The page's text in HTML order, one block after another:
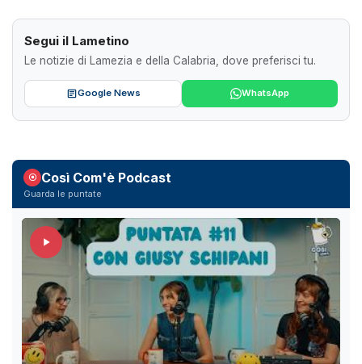
Segui il Lametino
Le notizie di Lamezia e della Calabria, dove preferisci tu.
Google News WhatsApp
Così Com'è Podcast
Guarda le puntate